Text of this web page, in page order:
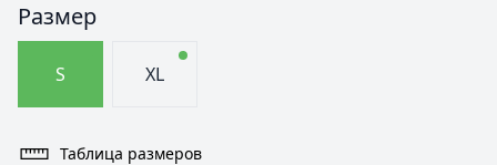
Размер
S XL
Таблица размеров